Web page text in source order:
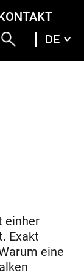
DE
einher
Exakt
eine